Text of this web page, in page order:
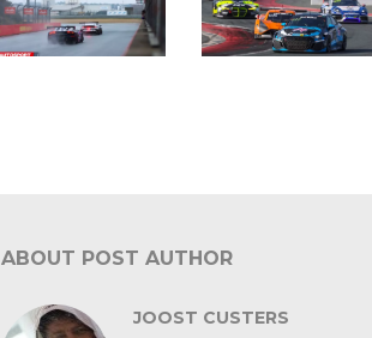
ABOUT POST AUTHOR
JOOST CUSTERS